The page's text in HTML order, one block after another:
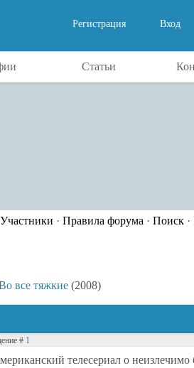
Вход
Регистрация
Статьи
Участники · Правила форума · Поиск·
все тяжкие (2008)
# 1
телесериал о